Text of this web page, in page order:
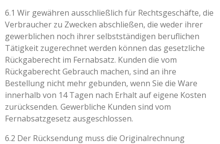
6.1 Wir gewähren ausschließlich für Rechtsgeschäfte, die
Verbraucher zu Zwecken abschließen, die weder ihrer
gewerblichen noch ihrer selbstständigen beruflichen
Tätigkeit zugerechnet werden können das gesetzliche
Rückgaberecht im Fernabsatz. Kunden die vom
Rückgaberecht Gebrauch machen, sind an ihre
Bestellung nicht mehr gebunden, wenn Sie die Ware
innerhalb von 14 Tagen nach Erhalt auf eigene Kosten
zurücksenden. Gewerbliche Kunden sind vom
Fernabsatzgesetz ausgeschlossen.
6.2 Der Rücksendung muss die Originalrechnung